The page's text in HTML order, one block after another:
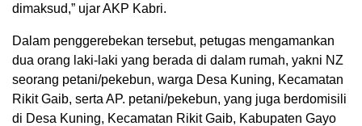
dimaksud,” ujar AKP Kabri.
Dalam penggerebekan tersebut, petugas mengamankan
dua orang laki-laki yang berada di dalam rumah, yakni NZ
seorang petani/pekebun, warga Desa Kuning, Kecamatan
Rikit Gaib, serta AP. petani/pekebun, yang juga berdomisili
di Desa Kuning, Kecamatan Rikit Gaib, Kabupaten Gayo